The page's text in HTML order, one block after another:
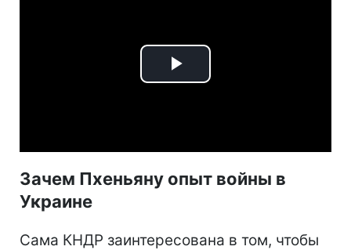
Play
Зачем Пхеньяну опыт войны в
Украине
Сама КНДР заинтересована в том, чтобы